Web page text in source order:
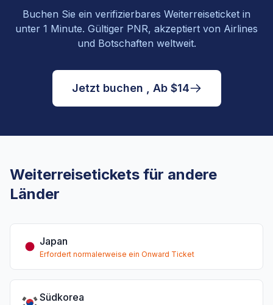
Buchen Sie ein verifizierbares Weiterreiseticket in
unter 1 Minute. Gültiger PNR, akzeptiert von Airlines
und Botschaften weltweit.
Jetzt buchen , Ab $14
Weiterreisetickets für andere
Länder
Japan
Erfordert normalerweise ein Onward Ticket
Südkorea